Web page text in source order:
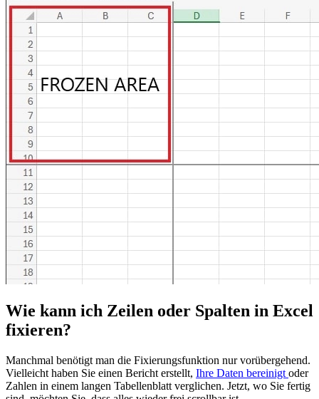
Wie kann ich Zeilen oder Spalten in Excel
fixieren?
Manchmal benötigt man die Fixierungsfunktion nur vorübergehend.
Vielleicht haben Sie einen Bericht erstellt, Ihre Daten bereinigt oder
Zahlen in einem langen Tabellenblatt verglichen. Jetzt, wo Sie fertig